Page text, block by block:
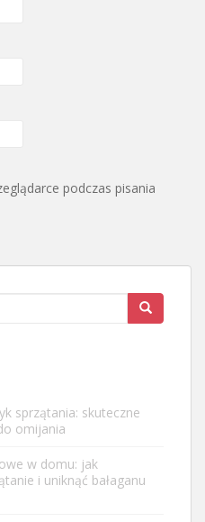
podczas pisania
sprzątania: skuteczne
omijania
w domu: jak
i uniknąć bałaganu